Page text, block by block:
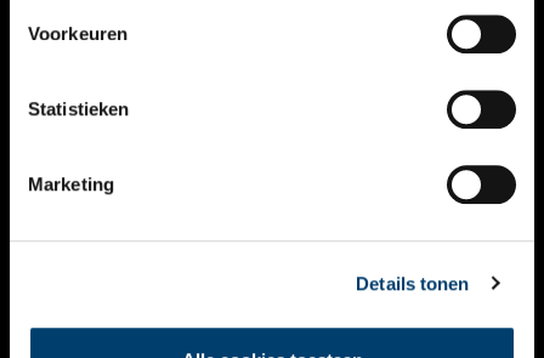
Voorkeuren
Statistieken
Marketing
Details tonen
KALENDER
THEMA’S
VIDEO’S
CONTACT